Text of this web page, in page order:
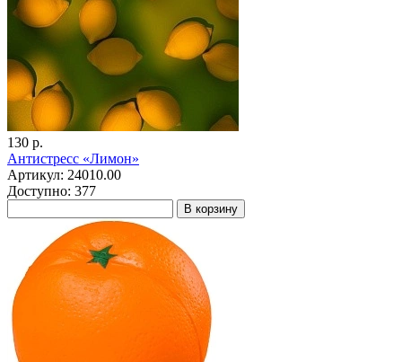
130 р.
Антистресс «Лимон»
Артикул: 24010.00
Доступно: 377
В корзину